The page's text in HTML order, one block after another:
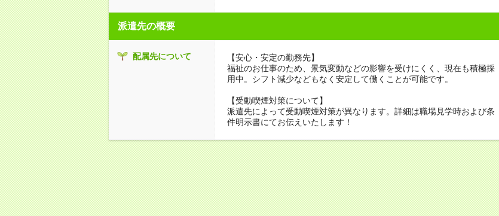
派遣先の概要
配属先について
【安心・安定の勤務先】
福祉のお仕事のため、景気変動などの影響を受けにくく、現在も積極採
用中。シフト減少などもなく安定して働くことが可能です。
【受動喫煙対策について】
派遣先によって受動喫煙対策が異なります。詳細は職場見学時および条
件明示書にてお伝えいたします！